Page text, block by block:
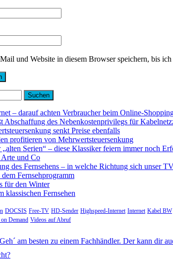
und Website in diesem Browser speichern, bis
– darauf achten Verbraucher beim Online-
Abschaffung des Nebenkostenprivilegs für
senkt Preise ebenfalls
profitieren von Mehrwertsteuersenkung
Serien“ – diese Klassiker feiern immer noch
und Co
des Fernsehens – in welche Richtung sich unser
Fernsehprogramm
für den Winter
klassischen Fernsehen
DOCSIS Free-TV HD-Sender Highspeed-Internet Internet Kabel BW
Demand Videos auf Abruf
Geh´ am besten zu einem Fachhändler. Der kann dir